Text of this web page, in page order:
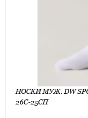
НОСКИ МУЖ. DW
26С-25СП